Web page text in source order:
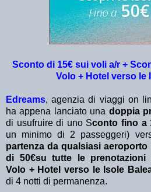
Sconto di 15€ sui voli a/r +
Volo + Hotel verso le
Edreams, agenzia di viaggi on
ha appena lanciato una doppia
di usufruire di uno Sconto fino a
un minimo di 2 passeggeri)
partenza da qualsiasi aeroporto
di 50€su tutte le prenotazioni
Volo + Hotel verso le Isole
di 4 notti di permanenza.